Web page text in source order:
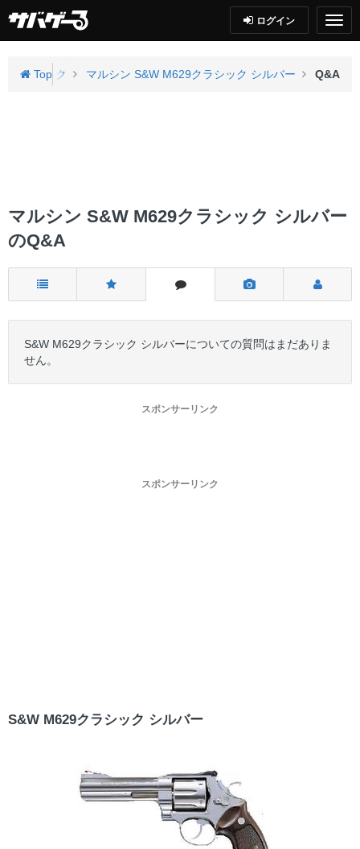
ログイン
Top
ローバック マルシン S&W M629クラシック シルバー Q&A
マルシン S&W M629クラシック シルバー
のQ&A
S&W M629クラシック シルバーについての質問はまだありま
せん。
スポンサーリンク
スポンサーリンク
S&W M629クラシック シルバー